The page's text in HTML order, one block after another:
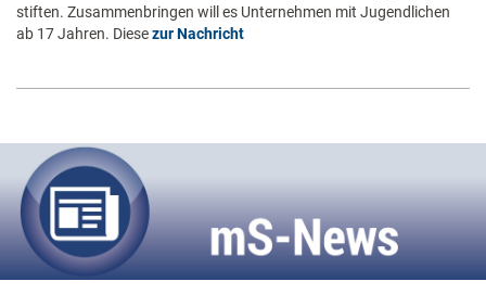
stiften. Zusammenbringen will es Unternehmen mit Jugendlichen
ab 17 Jahren. Diesezur Nachricht